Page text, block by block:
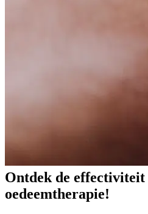
Ontdek de effectiviteit
oedeemtherapie!